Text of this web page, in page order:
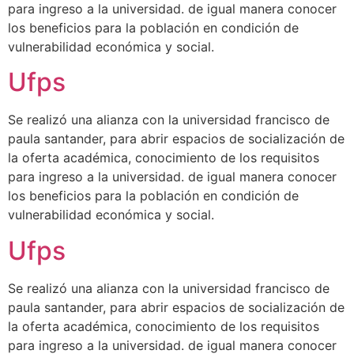
para ingreso a la universidad. de igual manera conocer
los beneficios para la población en condición de
vulnerabilidad económica y social.
Ufps
Se realizó una alianza con la universidad francisco de
paula santander, para abrir espacios de socialización de
la oferta académica, conocimiento de los requisitos
para ingreso a la universidad. de igual manera conocer
los beneficios para la población en condición de
vulnerabilidad económica y social.
Ufps
Se realizó una alianza con la universidad francisco de
paula santander, para abrir espacios de socialización de
la oferta académica, conocimiento de los requisitos
para ingreso a la universidad. de igual manera conocer